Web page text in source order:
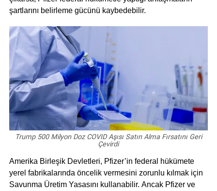
şartlarını belirleme gücünü kaybedebilir.
Trump 500 Milyon Doz COVID Aşısı Satın Alma Fırsatını Geri
Çevirdi
Amerika Birleşik Devletleri, Pfizer’in federal hükümete
yerel fabrikalarında öncelik vermesini zorunlu kılmak için
Savunma Üretim Yasasını kullanabilir. Ancak Pfizer ve